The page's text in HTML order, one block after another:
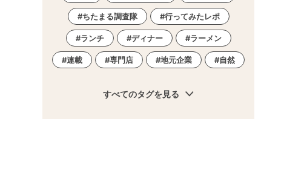
ちたまる調査隊 行ってみたレポ
ランチ ディナー ラーメン
連載 専門店 地元企業 自然
すべてのタグを見る